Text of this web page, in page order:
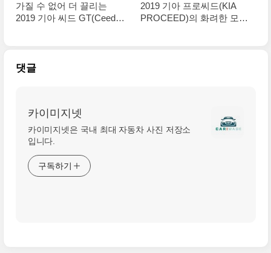
가질 수 없어 더 끌리는
2019 기아 씨드 GT(Ceed
2019 기아 프로씨드(KIA
PROCEED)의 화려한 모습
댓글
카이미지넷
카이미지넷은 국내 최대 자동차 사진 저장소
입니다.
구독하기